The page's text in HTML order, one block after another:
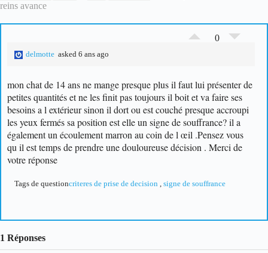
reins avance
0
delmotte asked 6 ans ago
mon chat de 14 ans ne mange presque plus il faut lui présenter de
petites quantités et ne les finit pas toujours il boit et va faire ses
besoins a l extérieur sinon il dort ou est couché presque accroupi
les yeux fermés sa position est elle un signe de souffrance? il a
également un écoulement marron au coin de l œil .Pensez vous
qu il est temps de prendre une douloureuse décision . Merci de
votre réponse
Tags de questioncriteres de prise de decision , signe de souffrance
1 Réponses